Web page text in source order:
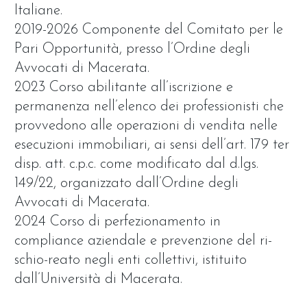
Italiane.
2019-2026 Componente del Comitato per le
Pari Opportunità, presso l’Ordine degli
Avvocati di Macerata.
2023 Corso abilitante all’iscrizione e
permanenza nell’elenco dei professionisti che
provvedono alle operazioni di vendita nelle
esecuzioni immobiliari, ai sensi dell’art. 179 ter
disp. att. c.p.c. come modificato dal d.lgs.
149/22, organizzato dall’Ordine degli
Avvocati di Macerata.
2024 Corso di perfezionamento in
compliance aziendale e prevenzione del ri-
schio-reato negli enti collettivi, istituito
dall’Università di Macerata.